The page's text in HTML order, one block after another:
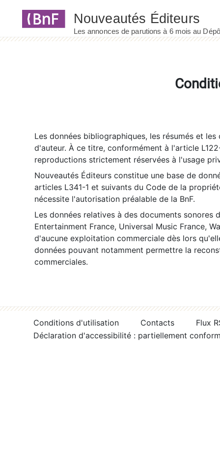
Les données bibliographiques, les résumés et
d'auteur. À ce titre, conformément à l'article
reproductions strictement réservées à l'usage
Nouveautés Éditeurs constitue une base de
articles L341-1 et suivants du Code de la
nécessite l'autorisation préalable de la BnF.
Les données relatives à des documents sonores
Entertainment France, Universal Music France,
d'aucune exploitation commerciale dès lors
données pouvant notamment permettre la
commerciales.
Conditions d'utilisation Contacts
Flux
Déclaration d'accessibilité : partiellement